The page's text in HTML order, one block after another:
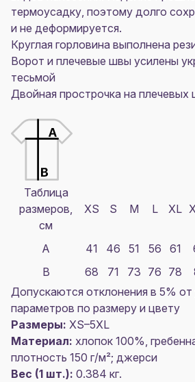
термоусадку, поэтому долго
и не деформируется.
Круглая горловина выполнена
Ворот и плечевые швы усилены
тесьмой
Двойная прострочка на плечевых
Таблица
размеров,
см
XS S M L XL
A 41 46 51 56 61
B
68 71 73 76 78
Допускаются отклонения в 5% от
параметров по размеру и цвету
Размеры: XS–5XL
Материал: хлопок 100%,
плотность 150 г/м²; джерси
Вес (1 шт.): 0.384 кг.